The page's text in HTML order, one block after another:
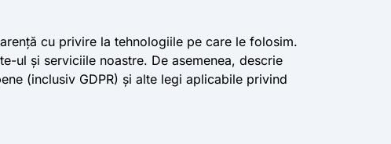
cu privire la tehnologiile pe care le folosim.
ul și serviciile noastre. De asemenea, descrie
(inclusiv GDPR) și alte legi aplicabile privind